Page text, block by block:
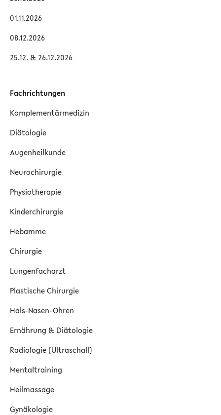
01.11.2026
08.12.2026
25.12. & 26.12.2026
Fachrichtungen
Komplementärmedizin
Diätologie
Augenheilkunde
Neurochirurgie
Physiotherapie
Kinderchirurgie
Hebamme
Chirurgie
Lungenfacharzt
Plastische Chirurgie
Hals-Nasen-Ohren
Ernährung & Diätologie
Radiologie (Ultraschall)
Mentaltraining
Heilmassage
Gynäkologie